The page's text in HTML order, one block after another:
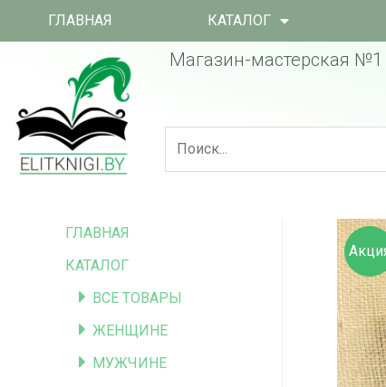
ГЛАВНАЯ КАТАЛОГ
Магазин-мастерская
ГЛАВНАЯ
КАТАЛОГ
ВСЕ ТОВАРЫ
ЖЕНЩИНЕ
МУЖЧИНЕ